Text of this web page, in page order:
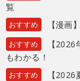
覧
おすすめ 【漫画
おすすめ
【
もわかる！
おすすめ
【